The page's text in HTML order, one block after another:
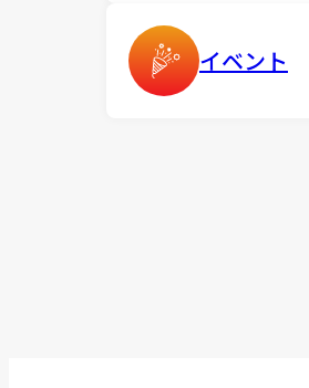
イベント